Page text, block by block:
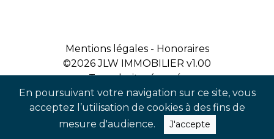
En poursuivant votre navigation sur ce site, vous
acceptez l’utilisation de cookies à des fins de
mesure d'audience.
J'accepte
Mentions légales- Honoraires
©2026JLW IMMOBILIER v1.00
Tous droits réservés